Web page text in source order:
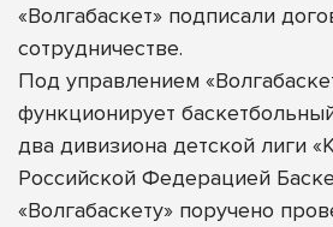
«Волгабаскет» подписали
сотрудничестве.
Под управлением
функционирует
два дивизиона детской лиги
Российской Федерацией
«Волгабаскету» поручено